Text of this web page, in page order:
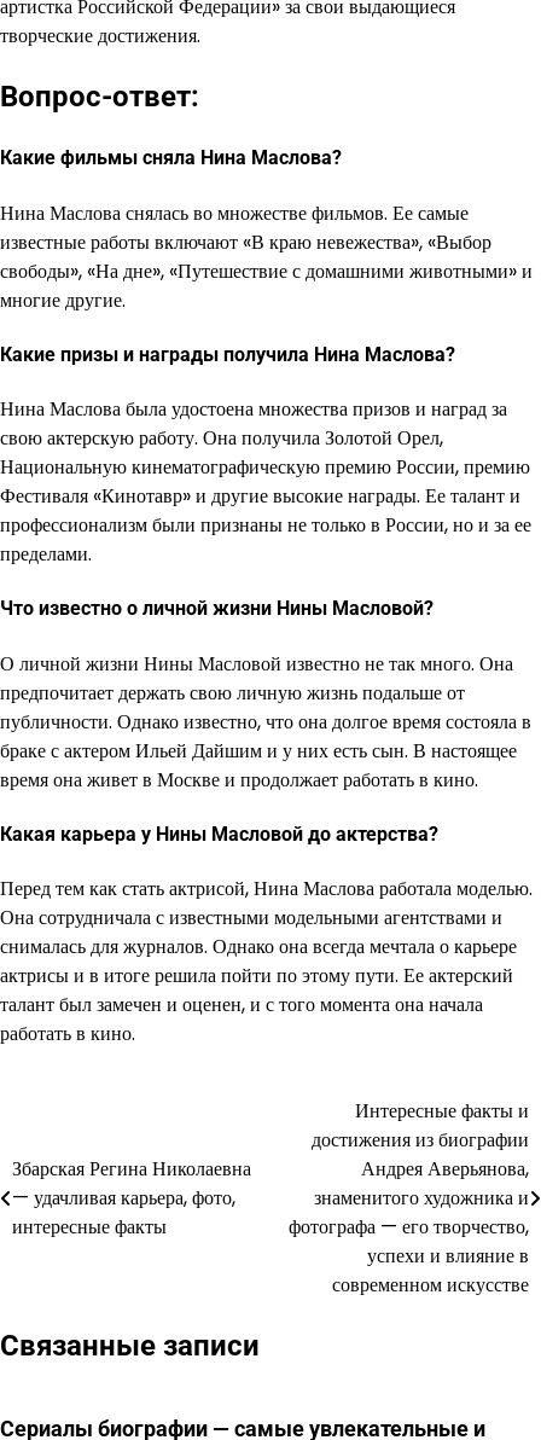
артистка Российской Федерации» за свои выдающиеся
творческие достижения.
Вопрос-ответ:
Какие фильмы сняла Нина Маслова?
Нина Маслова снялась во множестве фильмов. Ее самые
известные работы включают «В краю невежества», «Выбор
свободы», «На дне», «Путешествие с домашними животными» и
многие другие.
Какие призы и награды получила Нина Маслова?
Нина Маслова была удостоена множества призов и наград за
свою актерскую работу. Она получила Золотой Орел,
Национальную кинематографическую премию России, премию
Фестиваля «Кинотавр» и другие высокие награды. Ее талант и
профессионализм были признаны не только в России, но и за ее
пределами.
Что известно о личной жизни Нины Масловой?
О личной жизни Нины Масловой известно не так много. Она
предпочитает держать свою личную жизнь подальше от
публичности. Однако известно, что она долгое время состояла в
браке с актером Ильей Дайшим и у них есть сын. В настоящее
время она живет в Москве и продолжает работать в кино.
Какая карьера у Нины Масловой до актерства?
Перед тем как стать актрисой, Нина Маслова работала моделью.
Она сотрудничала с известными модельными агентствами и
снималась для журналов. Однако она всегда мечтала о карьере
актрисы и в итоге решила пойти по этому пути. Ее актерский
талант был замечен и оценен, и с того момента она начала
работать в кино.
по
записям
Збарская Регина Николаевна
— удачливая карьера, фото,
интересные факты
Интересные факты и
достижения из биографии
Андрея Аверьянова,
знаменитого художника и
фотографа — его творчество,
успехи и влияние в
современном искусстве
Связанные записи
Сериалы биографии — самые увлекательные и